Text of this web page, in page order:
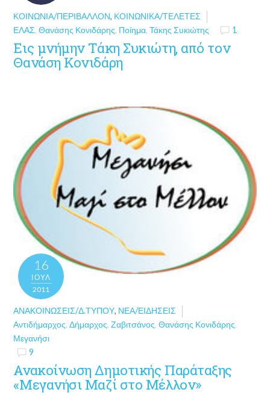
ΚΟΙΝΩΝΊΑ/ΠΕΡΙΒΆΛΛΟΝ, ΚΟΙΝΩΝΙΚΆ/ΤΕΛΕΤΈΣ
ΕΛΑΣ,Θανάσης Κονιδάρης, Ποίημα,Τάκης Συκιώτης 1
Εις μνήμην Τάκη Συκιώτη, από τον
Θανάση Κονιδάρη
16
ΙΟΎΛ
2011
ΑΝΑΚΟΙΝΏΣΕΙΣ/Δ.ΤΎΠΟΥ, ΝΈΑ/ΕΙΔΉΣΕΙΣ
Αντιδήμαρχος,Δήμαρχος,Ζαβιτσάνος,Θανάσης Κονιδάρης,
Μεγανήσι
9
Ανακοίνωση Δημοτικής Παράταξης
«Μεγανήσι Μαζί στο Μέλλον»